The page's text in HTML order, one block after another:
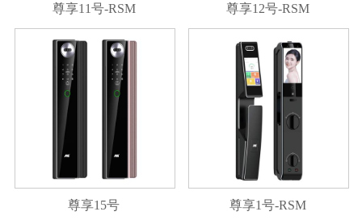
尊享11号-RSM 尊享12号-RSM
尊享15号 尊享1号-RSM